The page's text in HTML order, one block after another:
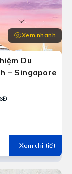
Xem nhanh
Du
– Singapore
Xem chi tiết